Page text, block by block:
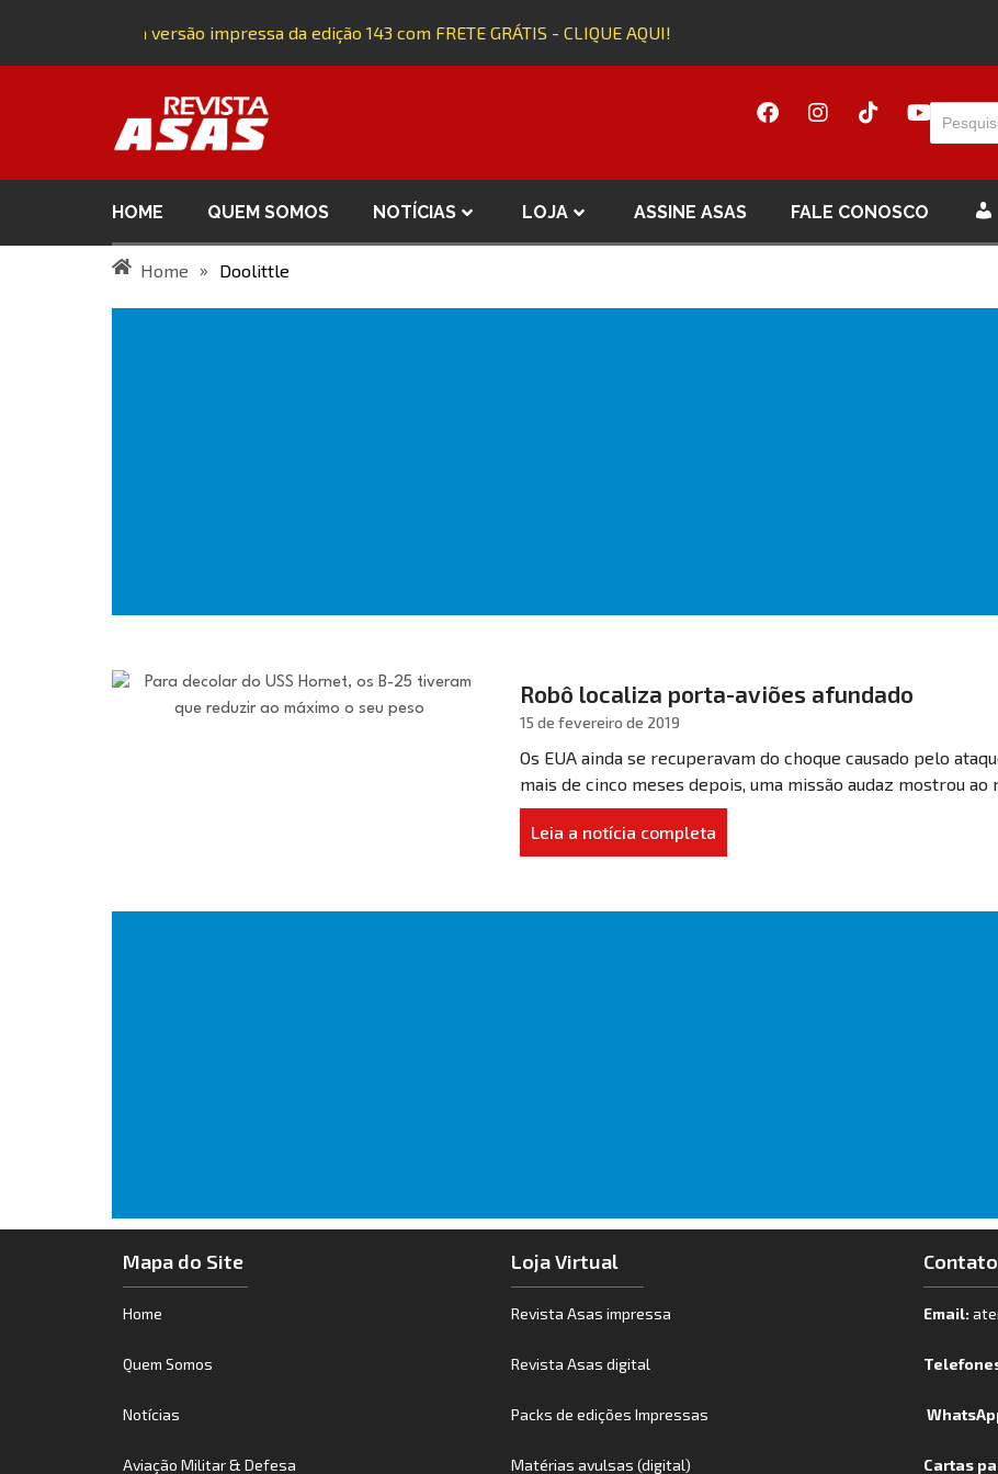
Adquira a versão impressa da edição 143 com FRETE GRÁTIS - CLIQUE AQUI!
HOME QUEM SOMOS NOTÍCIAS LOJA ASSINE ASAS FALE CONOSCO
Home » Doolittle
Robô localiza porta-aviões afundado
15 de fevereiro de 2019
Os EUA ainda se recuperavam do choque causado pelo
mais de cinco meses depois, uma missão audaz mostrou ao
Leia a notícia completa
Mapa do Site
Home
Quem Somos
Notícias
Aviação Militar & Defesa
Loja Virtual
Revista Asas impressa
Revista Asas digital
Packs de edições Impressas
Matérias avulsas (digital)
Contato
Email:
Cartas